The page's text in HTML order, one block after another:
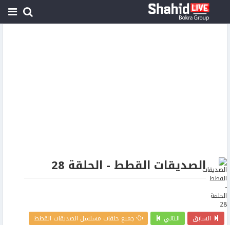
الصديقات القطط - الحلقة 28
السابق التالي
جميع حلقات مسلسل الصديقات القطط